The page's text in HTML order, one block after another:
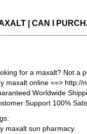
| CAN I
for a maxalt? Not a
maxalt online ==>
Worldwide
Support 100%
maxalt sun pharmacy